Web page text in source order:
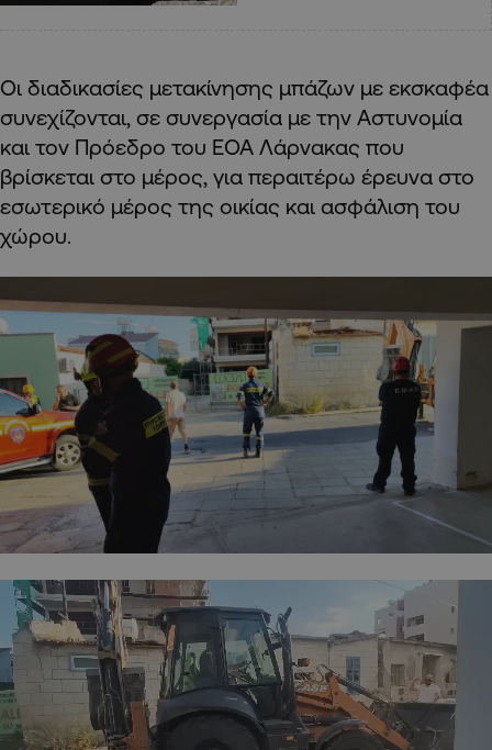
Οι διαδικασίες μετακίνησης μπάζων με εκσκαφέα
συνεχίζονται, σε συνεργασία με την Αστυνομία
και τον Πρόεδρο του ΕΟΑ Λάρνακας που
βρίσκεται στο μέρος, για περαιτέρω έρευνα στο
εσωτερικό μέρος της οικίας και ασφάλιση του
χώρου.